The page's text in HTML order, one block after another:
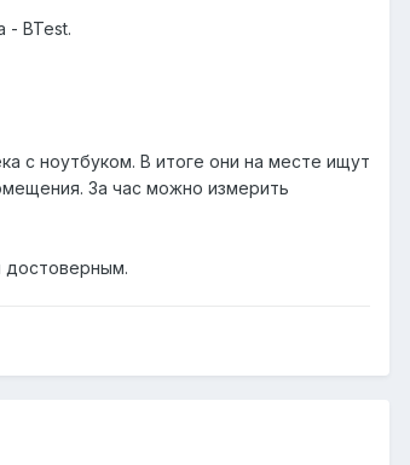
- BTest.
с ноутбуком. В итоге они на месте ищут
За час можно измерить
достоверным.